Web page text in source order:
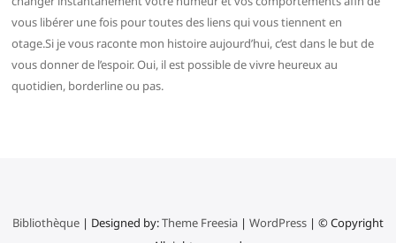
vous libérer une fois pour toutes des liens qui vous tiennent en
otage.Si je vous raconte mon histoire aujourd’hui, c’est dans le but de
vous donner de l’espoir. Oui, il est possible de vivre heureux au
quotidien, borderline ou pas.
Bibliothèque| Designed by:Theme Freesia| WordPress| © Copyright